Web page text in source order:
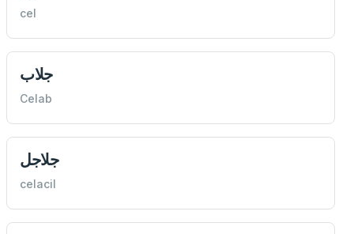
cel
جلاب
Celab
جلاجل
celacil